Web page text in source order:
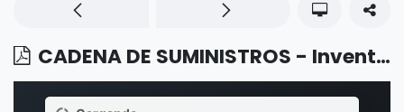
CADENA DE SUMINISTROS - Inventario - Números de lote